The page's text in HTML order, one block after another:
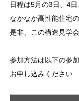
日程は5月の3日、4
なかなか高性能住宅
是非、この構造見学
参加方法は以下の参
お申し込みください